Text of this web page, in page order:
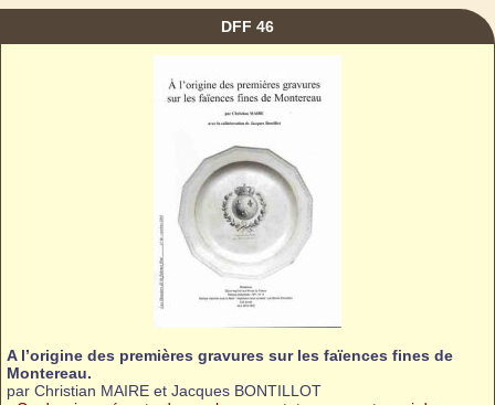
DFF 46
A l’origine des premières gravures sur les faïences fines de
Montereau.
par Christian MAIRE et Jacques BONTILLOT